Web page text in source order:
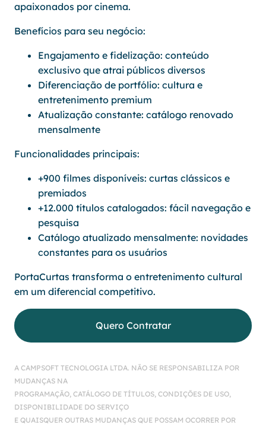
apaixonados por cinema.
Benefícios para seu negócio:
Engajamento e fidelização: conteúdo
exclusivo que atrai públicos diversos
Diferenciação de portfólio: cultura e
entretenimento premium
Atualização constante: catálogo renovado
mensalmente
Funcionalidades principais:
+900 filmes disponíveis: curtas clássicos e
premiados
+12.000 títulos catalogados: fácil navegação e
pesquisa
Catálogo atualizado mensalmente: novidades
constantes para os usuários
PortaCurtas transforma o entretenimento cultural
em um diferencial competitivo.
Quero Contratar
A CAMPSOFT TECNOLOGIA LTDA. NÃO SE RESPONSABILIZA POR
MUDANÇAS NA
PROGRAMAÇÃO, CATÁLOGO DE TÍTULOS, CONDIÇÕES DE USO,
DISPONIBILIDADE DO SERVIÇO
E QUAISQUER OUTRAS MUDANÇAS QUE POSSAM OCORRER POR